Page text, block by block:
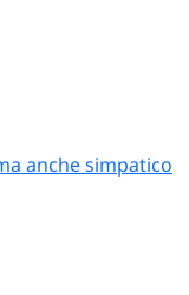
anche simpatico